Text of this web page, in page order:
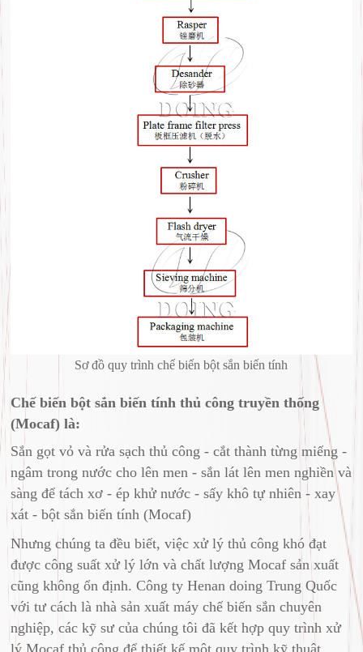
Sơ đồ quy trình chế biến bột sắn biến tính
Chế biến bột sắn biến tính thủ công truyền thống
(Mocaf) là:
Sắn gọt vỏ và rửa sạch thủ công - cắt thành từng miếng -
ngâm trong nước cho lên men - sắn lát lên men nghiền và
sàng để tách xơ - ép khử nước - sấy khô tự nhiên - xay
xát - bột sắn biến tính (Mocaf)
Nhưng chúng ta đều biết, việc xử lý thủ công khó đạt
được công suất xử lý lớn và chất lượng Mocaf sản xuất
cũng không ổn định. Công ty Henan doing Trung Quốc
với tư cách là nhà sản xuất máy chế biến sắn chuyên
nghiệp, các kỹ sư của chúng tôi đã kết hợp quy trình xử